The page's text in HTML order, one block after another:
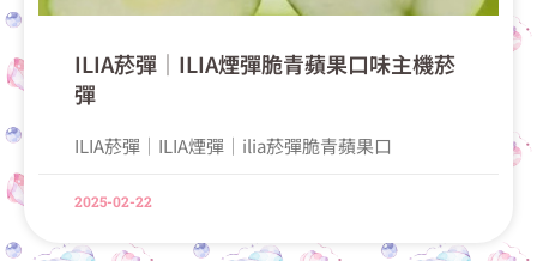
ILIA菸彈│ILIA煙彈脆青蘋果口味主機菸
彈
ILIA菸彈│ILIA煙彈│ilia菸彈脆青蘋果口
2025-02-22